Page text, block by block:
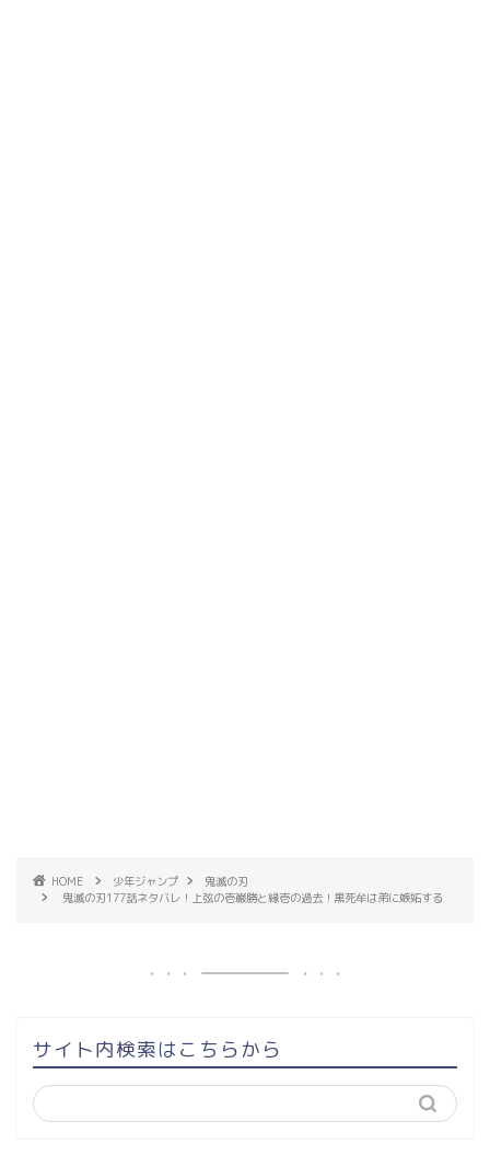
HOME 少年ジャンプ
鬼滅の刃
鬼滅の刃177話ネタバレ！上弦の壱巌勝と縁壱の過去！黒死牟は弟に嫉妬する
サイト内検索はこちらから